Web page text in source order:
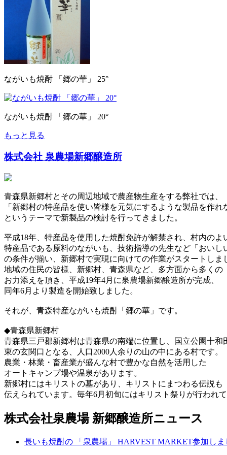
ながいも焼酎 「郷の華」 25°
ながいも焼酎 「郷の華」 20°
もっと見る
株式会社 泉農場新郷醸造所
青森県新郷村とその周辺地域で農産物生産をする弊社では、
「新郷村の特産品を使い皆様を元気にするような製品を作れ
というテーマで新製品の検討を行ってきました。
平成18年、特産品を使用した焼酎免許が解禁され、村内のよ
特産品である原料のながいも、技術指導の先生など「おいし
の条件が揃い、新郷村で実現に向けての作業がスタート
地域の住民の皆様、新郷村、青森県など、多方面から多くの
お力添えを頂き、平成19年4月に泉農場新郷醸造所が完成、
同年6月より製造を開始致しました。
それが、青森特産ながいも焼酎「郷の華」です。
◆青森県新郷村
青森県三戸郡新郷村は青森県の南端に位置し、国立公園十和
東の玄関口となる、人口2000人余りの山の中にある村です。
農業・林業・畜産業が盛んな村で豊かな自然を活用した
オートキャンプ場や温泉があります。
新郷村にはキリストの墓があり、キリストにまつわる伝説も
伝えられています。毎年6月初旬にはキリスト祭りが行われて
株式会社泉農場 新郷醸造所ニュース
長いも焼酎の 「泉農場」 HARVEST MARKET参加しま